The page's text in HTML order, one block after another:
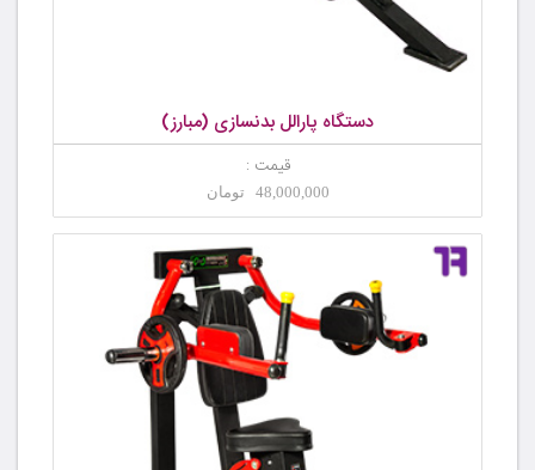
دستگاه پارالل بدنسازی (مبارز)
قیمت :
48,000,000 تومان